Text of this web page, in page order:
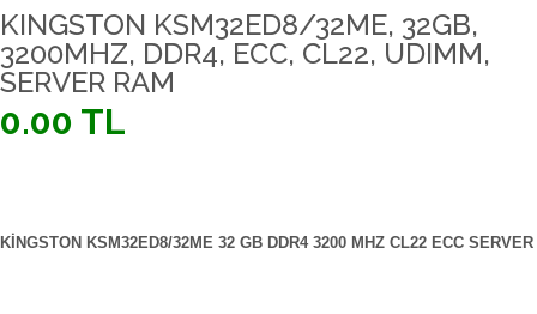
KINGSTON KSM32ED8/32ME, 32GB,
3200MHZ, DDR4, ECC, CL22, UDIMM,
SERVER RAM
0.00 TL
KINGSTON KSM32ED8/32ME 32 GB DDR4 3200 MHZ CL22 ECC